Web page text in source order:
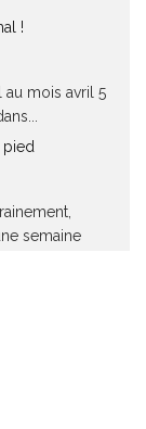
!
au mois avril 5
pied
semaine